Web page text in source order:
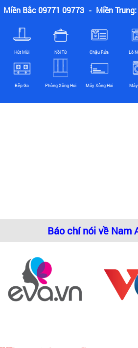
Miền Bắc 09771 09773 - Miền
Hút Mùi Nồi Từ Chậu Rửa Lò
Bếp Ga Phòng Xông Hơi Máy Xông Hơi
Báo chí nói về Nam